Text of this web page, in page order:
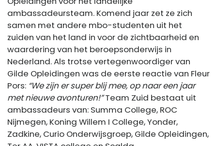
ambassadeursteam. Komend jaar zet ze zich
samen met andere mbo-studenten uit het
zuiden van het land in voor de zichtbaarheid en
waardering van het beroepsonderwijs in
Nederland. Als trotse vertegenwoordiger van
Gilde Opleidingen was de eerste reactie van Fleur
Pors: “We zijn er super blij mee, op naar een jaar
met nieuwe avonturen!”Team Zuid bestaat uit
ambassadeurs van: Summa College, ROC
Nijmegen, Koning Willem I College, Yonder,
Zadkine, Curio Onderwijsgroep, Gilde Opleidingen,